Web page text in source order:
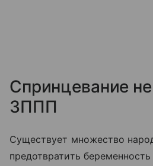
Спринцевание
ЗППП
Существует множество
предотвратить